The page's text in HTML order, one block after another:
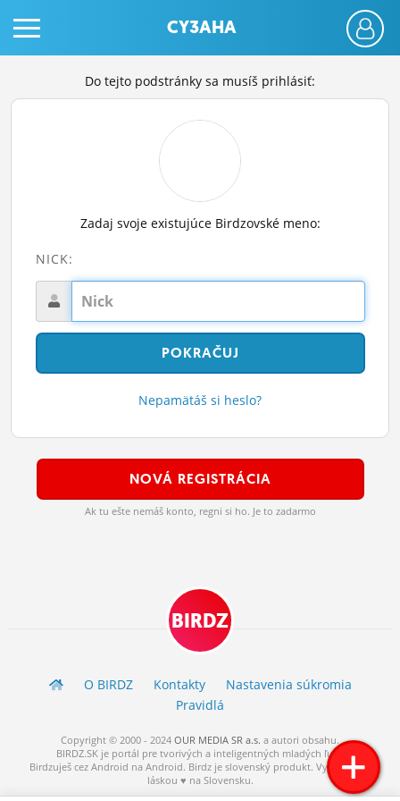
ČINŽIAK
FÓRUM
STATUSY
MÔJ PROFIL
NASTAVENIA
CY3AHA
Do tejto podstránky sa musíš prihlásiť:
Zadaj svoje existujúce Birdzovské meno:
NICK:
Nepamätáš si heslo?
NOVÁ REGISTRÁCIA
Ak tu ešte nemáš konto, regni si ho. Je to zadarmo
BIRDZ
O BIRDZ Kontakty
Nastavenia súkromia
Pravidlá
Copyright © 2000 - 2024 OUR MEDIA SR a.s. a autori obsahu.
BIRDZ.SK je portál pre tvorivých a inteligentných mladých ľudí.
Birdzuješ cez Android na Android. Birdz je slovenský produkt. Vytvorené s
láskou ♥ na Slovensku.